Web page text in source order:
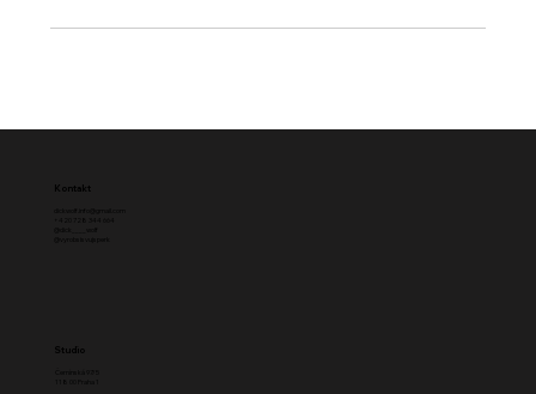
Kontakt
dickwolf.info@gmail.com
+420 728 344 664
@dick____wolf
Studio
118 00 Praha 1